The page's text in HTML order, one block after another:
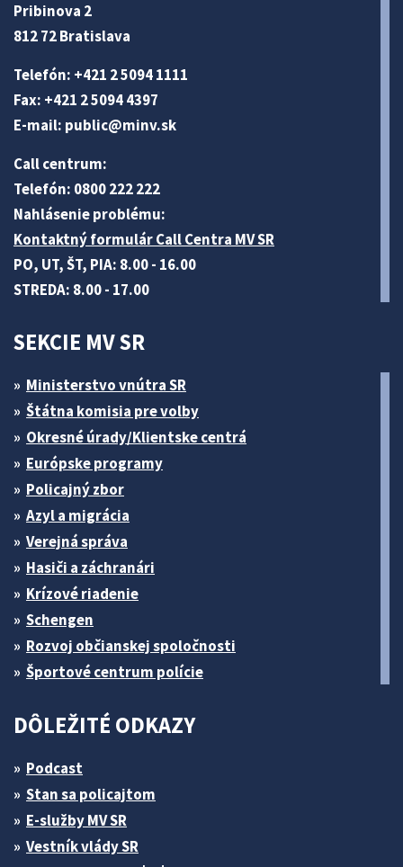
Pribinova 2
812 72 Bratislava
Telefón: +421 2 5094 1111
Fax: +421 2 5094 4397
E-mail: public@minv.sk
Call centrum:
Telefón: 0800 222 222
Nahlásenie problému:
Kontaktný formulár Call Centra MV SR
PO, UT, ŠT, PIA: 8.00 - 16.00
STREDA: 8.00 - 17.00
SEKCIE MV SR
Ministerstvo vnútra SR
Štátna komisia pre volby
Okresné úrady/Klientske centrá
Európske programy
Policajný zbor
Azyl a migrácia
Verejná správa
Hasiči a záchranári
Krízové riadenie
Schengen
Rozvoj občianskej spoločnosti
Športové centrum polície
DÔLEŽITÉ ODKAZY
Podcast
Stan sa policajtom
E-služby MV SR
Vestník vlády SR